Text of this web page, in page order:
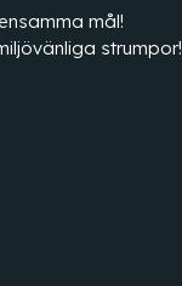
mål!
strumpor!